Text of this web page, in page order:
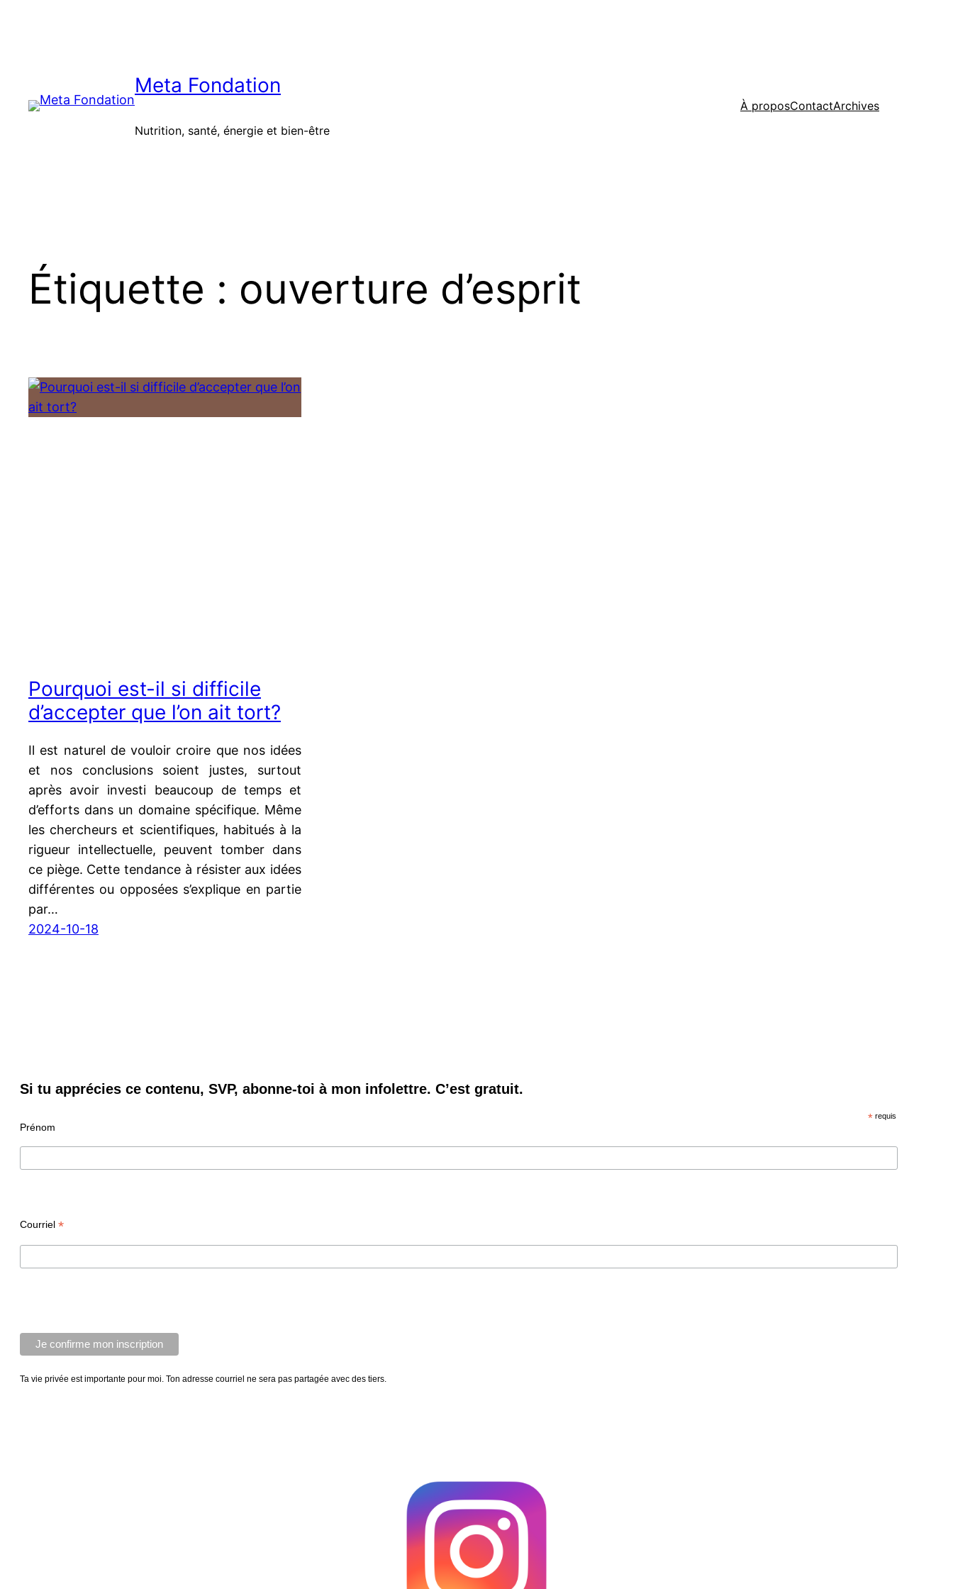
Meta Fondation
Nutrition, santé, énergie et bien-être
À proposContactArchives
Étiquette : ouverture d’esprit
Pourquoi est-il si difficile
d’accepter que l’on ait tort?
Il est naturel de vouloir croire que nos idées
et nos conclusions soient justes, surtout
après avoir investi beaucoup de temps et
d’efforts dans un domaine spécifique. Même
les chercheurs et scientifiques, habitués à la
rigueur intellectuelle, peuvent tomber dans
ce piège. Cette tendance à résister aux idées
différentes ou opposées s’explique en partie
par…
2024-10-18
Si tu apprécies ce contenu, SVP, abonne-toi à mon infolettre. C’est gratuit.
* requis
Prénom
Courriel *
Ta vie privée est importante pour moi. Ton adresse courriel ne sera pas partagée avec des tiers.